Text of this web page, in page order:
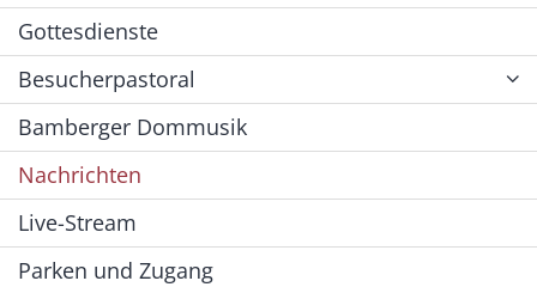
Gottesdienste
Besucherpastoral
Bamberger Dommusik
Nachrichten
Live-Stream
Parken und Zugang